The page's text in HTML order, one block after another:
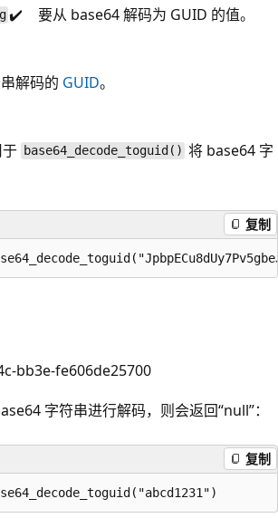
✔️ 要从 base64 解码为 GUID 的值。
解码的 GUID。
base64_decode_toguid() 将 base64 字
复制
bb3e-fe606de25700
字符串进行解码，则会返回“null”：
复制